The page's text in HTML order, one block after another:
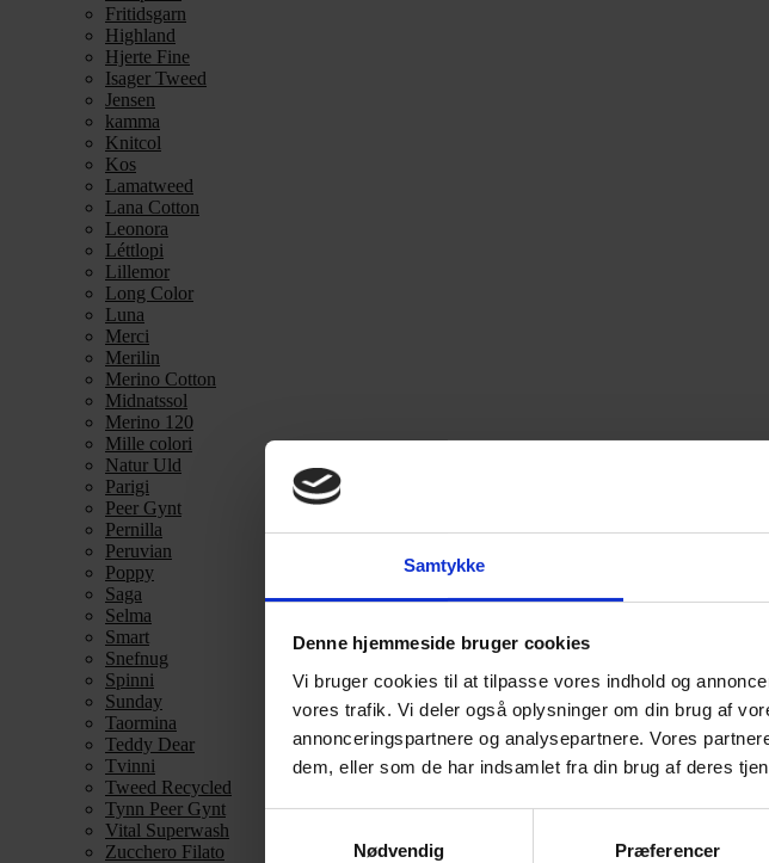
Samtykke
Denne hjemmeside bruger cookies
Vi bruger cookies til at tilpasse vores indhold og
vores trafik. Vi deler også oplysninger om din brug af
annonceringspartnere og analysepartnere. Vores
dem, eller som de har indsamlet fra din brug af deres
Nødvendig
Præferencer
Fritidsgarn
Highland
Hjerte Fine
Isager Tweed
Jensen
kamma
Knitcol
Kos
Lamatweed
Lana Cotton
Leonora
Léttlopi
Lillemor
Long Color
Luna
Merci
Merilin
Merino Cotton
Midnatssol
Merino 120
Mille colori
Natur Uld
Parigi
Peer Gynt
Pernilla
Peruvian
Poppy
Saga
Selma
Smart
Snefnug
Spinni
Sunday
Taormina
Teddy Dear
Tvinni
Tweed Recycled
Tynn Peer Gynt
Vital Superwash
Zucchero Filato